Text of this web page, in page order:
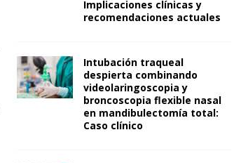
Implicaciones clínicas y
recomendaciones actuales
Intubación traqueal
despierta combinando
videolaringoscopia y
broncoscopia flexible nasal
en mandibulectomía total:
Caso clínico